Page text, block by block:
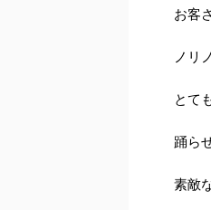
お客
ノリ
とて
踊ら
素敵